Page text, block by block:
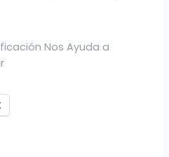
Nos Ayuda a